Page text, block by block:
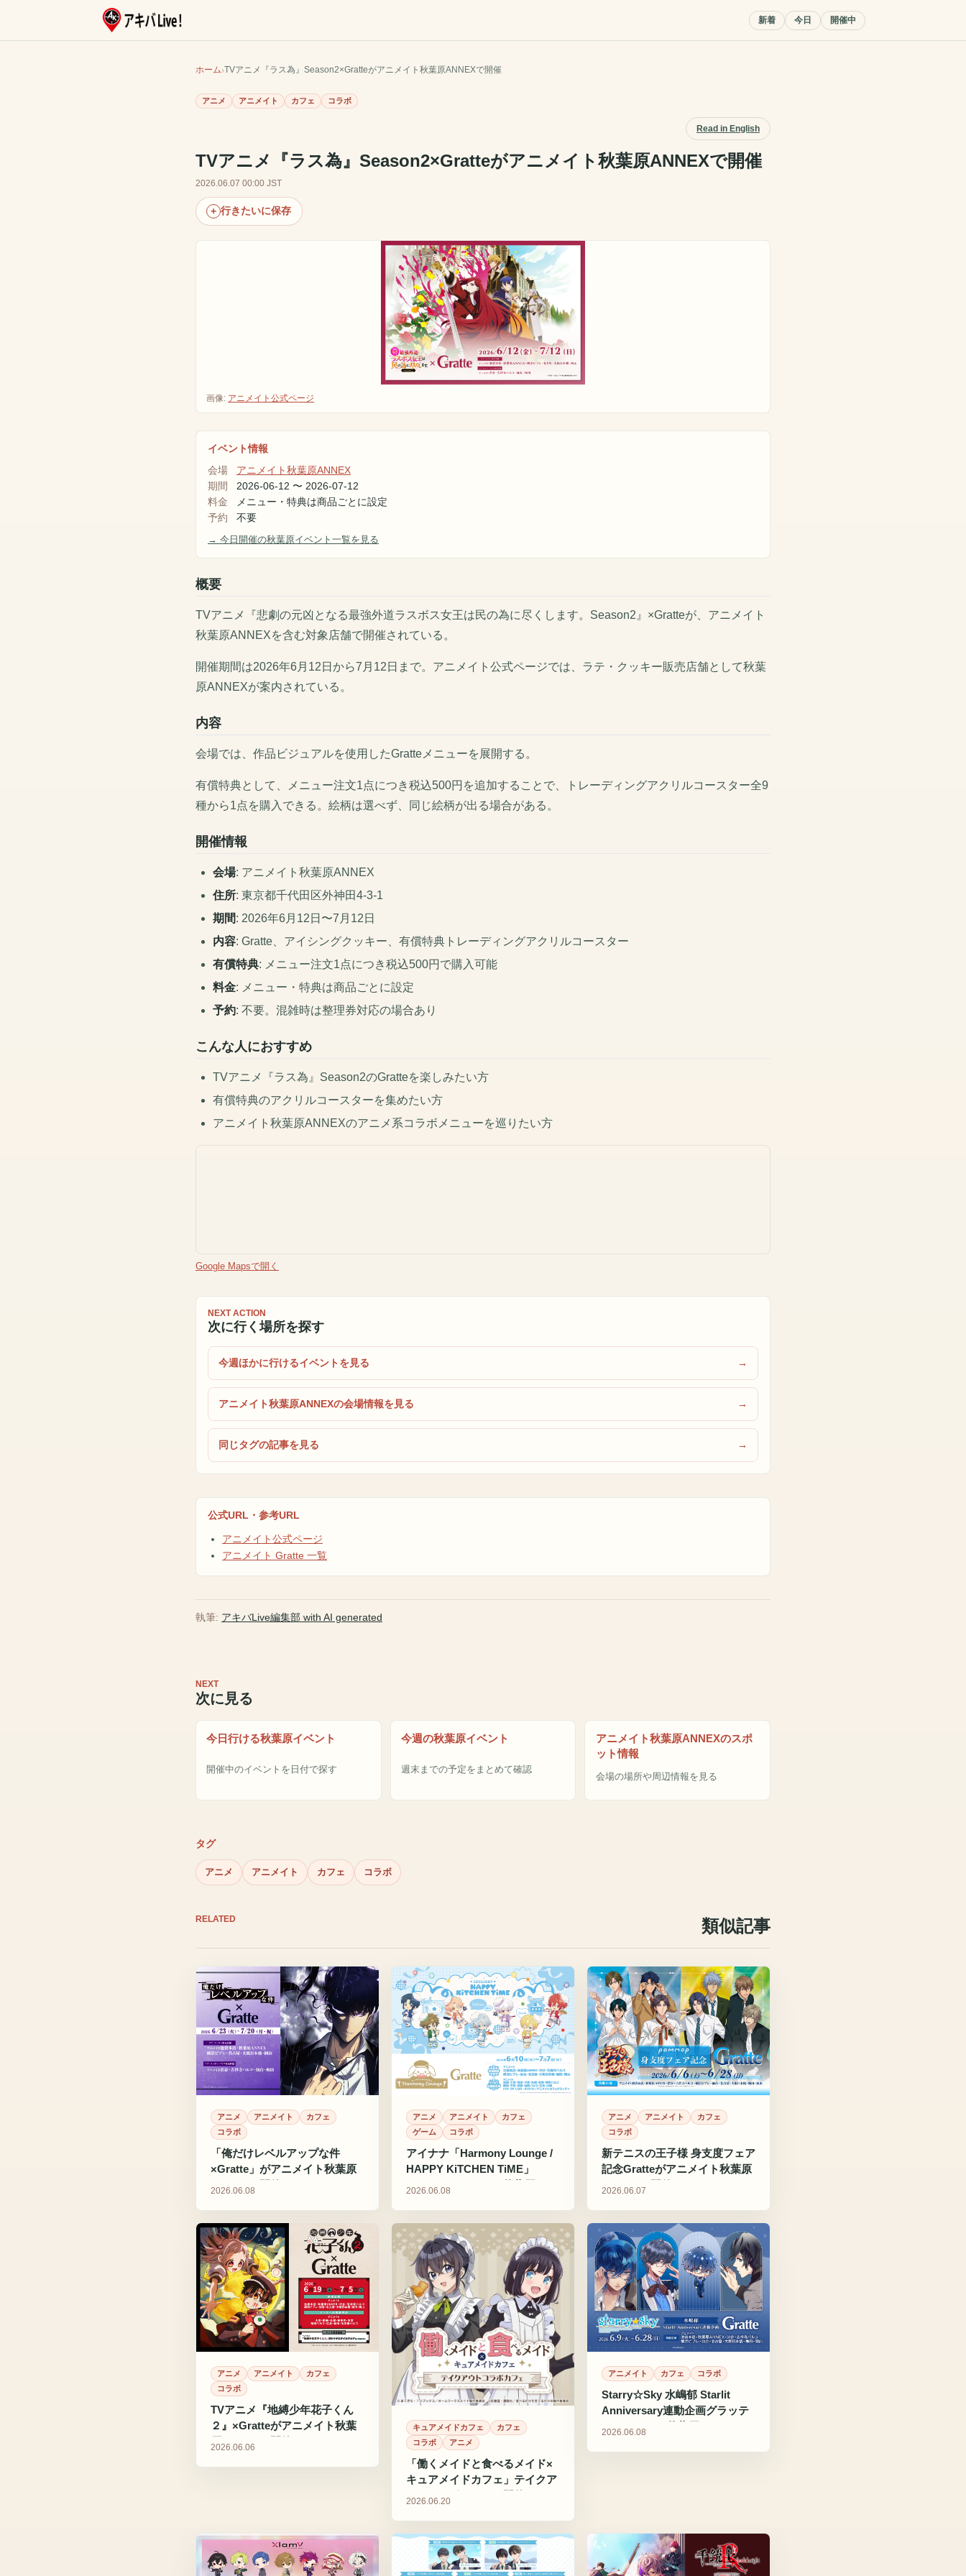
新着 今日 開催中
ホーム TVアニメ『ラス為』Season2×Gratteがアニメイト秋葉原ANNEXで開催
アニメ アニメイト カフェ コラボ
Read in English
TVアニメ『ラス為』Season2×Gratteがアニメイト秋葉原ANNEXで開催
2026.06.07 00:00 JST
+ 行きたいに保存
画像: アニメイト公式ページ
イベント情報
会場
アニメイト秋葉原ANNEX
期間
2026-06-12 〜 2026-07-12
料金
メニュー・特典は商品ごとに設定
予約
不要
→ 今日開催の秋葉原イベント一覧を見る
概要
TVアニメ『悲劇の元凶となる最強外道ラスボス女王は民の為に尽くします。Season2』×Gratteが、アニメイト
秋葉原ANNEXを含む対象店舗で開催されている。
開催期間は2026年6月12日から7月12日まで。アニメイト公式ページでは、ラテ・クッキー販売店舗として秋葉
原ANNEXが案内されている。
内容
会場では、作品ビジュアルを使用したGratteメニューを展開する。
有償特典として、メニュー注文1点につき税込500円を追加することで、トレーディングアクリルコースター全9
種から1点を購入できる。絵柄は選べず、同じ絵柄が出る場合がある。
開催情報
会場: アニメイト秋葉原ANNEX
住所: 東京都千代田区外神田4-3-1
期間: 2026年6月12日〜7月12日
内容: Gratte、アイシングクッキー、有償特典トレーディングアクリルコースター
有償特典: メニュー注文1点につき税込500円で購入可能
料金: メニュー・特典は商品ごとに設定
予約: 不要。混雑時は整理券対応の場合あり
こんな人におすすめ
TVアニメ『ラス為』Season2のGratteを楽しみたい方
有償特典のアクリルコースターを集めたい方
アニメイト秋葉原ANNEXのアニメ系コラボメニューを巡りたい方
Google Mapsで開く
NEXT ACTION
次に行く場所を探す
今週ほかに行けるイベントを見る
アニメイト秋葉原ANNEXの会場情報を見る
同じタグの記事を見る
公式URL・参考URL
アニメイト公式ページ
アニメイト Gratte 一覧
執筆: アキバLive編集部 with AI generated
NEXT
次に見る
今日行ける秋葉原イベント
開催中のイベントを日付で探す
今週の秋葉原イベント
週末までの予定をまとめて確認
アニメイト秋葉原ANNEXのスポ
ット情報
会場の場所や周辺情報を見る
タグ
アニメ アニメイト カフェ コラボ
RELATED 類似記事
アニメ アニメイト
カフェ
コラボ
「俺だけレベルアップな件
×Gratte」がアニメイト秋葉原
ANNEXで開催
2026.06.08
アニメ アニメイト
カフェ
ゲーム
コラボ
アイナナ「Harmony Lounge /
HAPPY KiTCHEN TiME」
Gratteがアニメイト秋葉原
2026.06.08
アニメ アニメイト
カフェ
コラボ
新テニスの王子様 身支度フェア
記念Gratteがアニメイト秋葉原
ANNEXで開催
2026.06.07
アニメ アニメイト
カフェ
コラボ
TVアニメ『地縛少年花子くん
２』×Gratteがアニメイト秋葉
原ANNEXで開催
2026.06.06
キュアメイドカフェ
カフェ
コラボ
アニメ
「働くメイドと食べるメイド×
キュアメイドカフェ」テイクア
ウトコラボカフェが開催
2026.06.20
アニメイト カフェ コラボ
Starry☆Sky 水嶋郁 Starlit
Anniversary連動企画グラッテ
がアニメイト秋葉原ANNEXで
2026.06.08